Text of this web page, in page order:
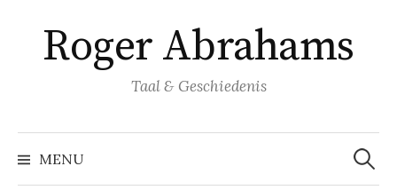
inhoud
springen
Roger Abrahams
Taal & Geschiedenis
MENU
Zoeken
naar: